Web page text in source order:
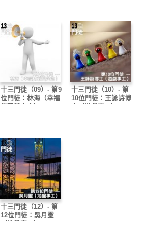
十三門徒（09）- 第9
位門徒：林海（幸福
傳聲基金會）
十三門徒（10）- 第
10位門徒：王詠詩博
士（遊戲事工）
十三門徒（12）- 第
12位門徒：吳月靈
（地盤事工）